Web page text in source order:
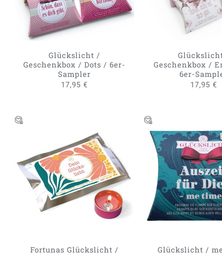
Glückslicht /
Geschenkbox / Dots / 6er-
Sampler
17,95€
Geschenkbox /
6er-
17,95€
AUSFÜHRUNG WÄHLEN
DIESES
PRODUKT
WEIST
MEHRERE
VARIANTEN
AUF.
KÖNNEN
/
QUICK VIEW
Fortunas Glückslicht /
AUSFÜHRUNG
QUICK
Glückslicht /